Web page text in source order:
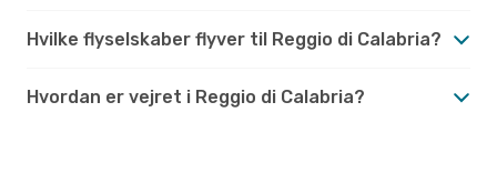
Hvilke flyselskaber flyver til Reggio di Calabria?
Hvordan er vejret i Reggio di Calabria?